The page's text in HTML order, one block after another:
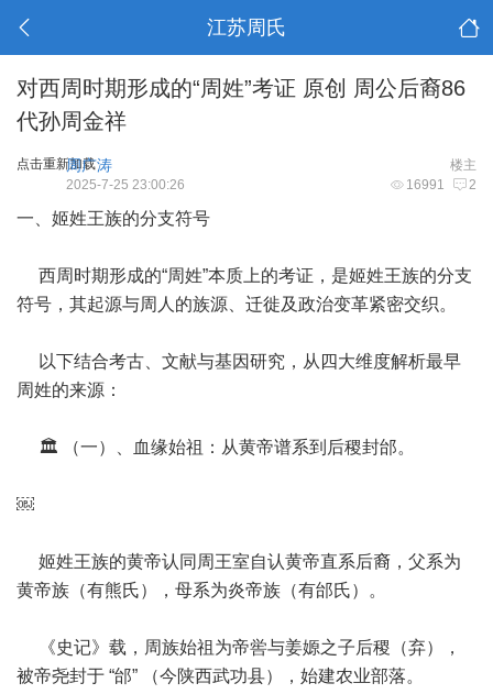
江苏周氏
对西周时期形成的“周姓”考证 原创 周公后裔86
代孙周金祥
点击重新加载 楼主
周广涛
16991 2
2025-7-25 23:00:26
一、姬姓王族的分支符号
西周时期形成的“周姓”本质上的考证，是姬姓王族的分支
符号，其起源与周人的族源、迁徙及政治变革紧密交织。
以下结合考古、文献与基因研究，从四大维度解析最早
周姓的来源：
🏛️ （一）、血缘始祖：从黄帝谱系到后稷封邰。
￼
姬姓王族的黄帝认同周王室自认黄帝直系后裔，父系为
黄帝族（有熊氏），母系为炎帝族（有邰氏）。
《史记》载，周族始祖为帝喾与姜嫄之子后稷（弃），
被帝尧封于 “邰” （今陕西武功县），始建农业部落。